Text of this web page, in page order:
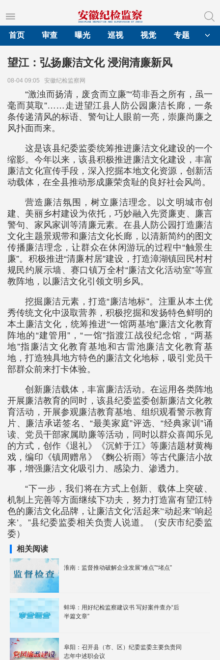
首页
审查 曝光 巡视 视觉 专题
望江：弘扬廉洁文化 浸润清廉新风
08-04 09:05 安徽纪检监察网
“激浊而扬清，废贪而立廉”“苟非吾之所有，虽一
毫而莫取”……走进望江县人防公园廉洁长廊，一条
条传递清风的标语、警句让人眼前一亮，崇廉尚廉之
风扑面而来。
这是该县纪委监委统筹推进廉洁文化建设的一个
缩影。今年以来，该县积极推进廉洁文化建设，丰富
廉洁文化宣传手段，深入挖掘本地文化资源，创新活
动载体，在全县推动形成廉荣贪耻的良好社会风尚。
营造廉洁氛围，树立廉洁理念。以文明城市创
建、美丽乡村建设为依托，巧妙融入先贤廉吏、廉言
警句、家风家训等清廉元素。在县人防公园打造廉洁
文化主题景观带和廉洁文化长廊，以清新简约的图文
传播廉洁理念，让群众在休闲游玩的过程中“触景生
廉”。积极推进“清廉村居”建设，打造漳湖镇回民村村
规民约展示墙、赛口镇万全村“廉洁文化活动室”等宣
教阵地，以廉洁文化引领文明乡风。
挖掘廉洁元素，打造“廉洁地标”。注重从本土优
秀传统文化中汲取营养，积极挖掘和发扬特色鲜明的
本土廉洁文化，统筹推进“一馆两基地”廉洁文化教育
阵地的“建管用”，“一馆”指渡江战役纪念馆，“两基
地”指廉洁文化教育基地和古雷池廉洁文化教育基
地，打造独具地方特色的廉洁文化地标，吸引党员干
部群众前来打卡体验。
创新廉洁载体，丰富廉洁活动。在运用各类阵地
开展廉洁教育的同时，该县纪委监委创新廉洁文化教
育活动，开展参观廉洁教育基地、组织观看警示教育
片、廉洁承诺签名、“最美家庭”评选、“经典家训”诵
读、党员干部家属助廉等活动，同时以群众喜闻乐见
的方式，创作《退礼》《沉鲊于江》等廉洁题材黄梅
戏，编印《镇周赠帛》《麴公祈雨》等古代廉洁小故
事，增强廉洁文化吸引力、感染力、渗透力。
“下一步，我们将在方式上创新、载体上突破、
机制上完善等方面继续下功夫，努力打造富有望江特
色的廉洁文化品牌，让廉洁文化‘活起来’‘动起来’‘响起
来’。”县纪委监委相关负责人说道。（安庆市纪委监
委）
相关阅读
淮南：监督推动破解企业发展“难点”“堵点”
蚌埠：用好纪检监察建议书 写好案件查办“后
半篇文章”
阜阳：召开县（市、区）纪委监委主要负责同
志年中述职会议